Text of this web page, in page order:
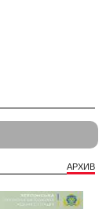
АРХИВ